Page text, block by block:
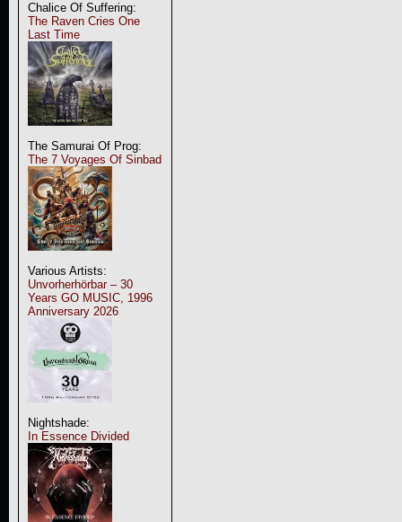
Chalice Of Suffering:
The Raven Cries One
Last Time
The Samurai Of Prog:
The 7 Voyages Of Sinbad
Various Artists:
Unvorherhörbar – 30
Years GO MUSIC, 1996
Anniversary 2026
Nightshade:
In Essence Divided